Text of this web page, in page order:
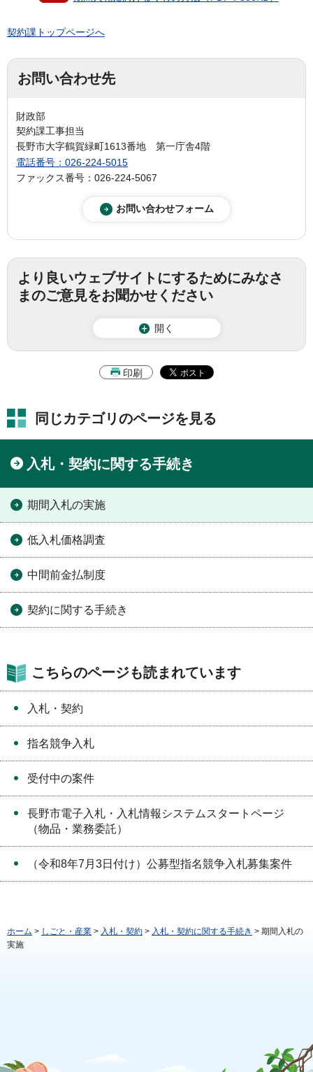
契約課トップページへ
お問い合わせ先
財政部
契約課工事担当
長野市大字鶴賀緑町1613番地 第一庁舎4階
電話番号：026-224-5015
ファックス番号：026-224-5067
より良いウェブサイトにするためにみなさ
まのご意見をお聞かせください
開く
印刷
同じカテゴリのページを見る
入札・契約に関する手続き
期間入札の実施
低入札価格調査
中間前金払制度
契約に関する手続き
こちらのページも読まれています
入札・契約
指名競争入札
受付中の案件
長野市電子入札・入札情報システムスタートページ
（物品・業務委託）
（令和8年7月3日付け）公募型指名競争入札募集案件
ホーム > しごと・産業 > 入札・契約 > 入札・契約に関する手続き > 期間入札の
実施